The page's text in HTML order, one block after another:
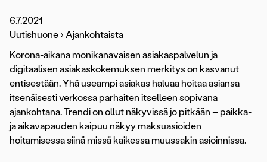
6.7.2021
Uutishuone › Ajankohtaista
Korona-aikana monikanavaisen asiakaspalvelun ja
digitaalisen asiakaskokemuksen merkitys on kasvanut
entisestään. Yhä useampi asiakas haluaa hoitaa asiansa
itsenäisesti verkossa parhaiten itselleen sopivana
ajankohtana. Trendi on ollut näkyvissä jo pitkään – paikka-
ja aikavapauden kaipuu näkyy maksuasioiden
hoitamisessa siinä missä kaikessa muussakin asioinnissa.